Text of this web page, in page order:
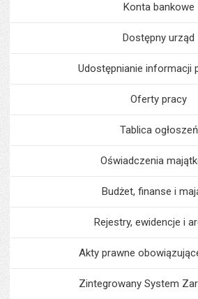
Konta bankowe
Dostępny urząd
Udostępnianie informacji
Oferty pracy
Tablica ogłoszeń
Oświadczenia
Budżet, finanse i
Rejestry, ewidencje i
Akty prawne
Zintegrowany System